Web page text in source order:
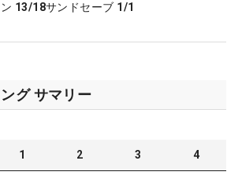
13/18サンドセーブ 1/1
グ サマリー
1 2 3 4